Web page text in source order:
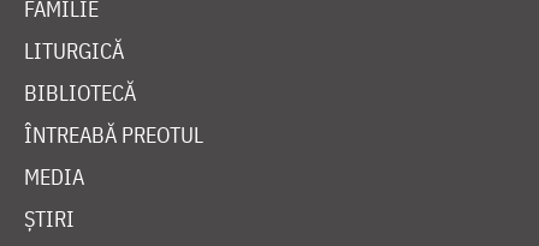
FAMILIE
LITURGICĂ
BIBLIOTECĂ
ÎNTREABĂ PREOTUL
MEDIA
ȘTIRI